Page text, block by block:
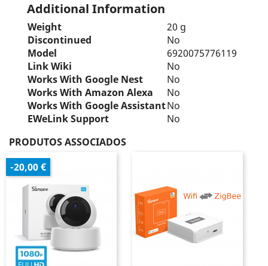
Additional Information
Weight
20 g
Discontinued
No
Model
6920075776119
Link Wiki
No
Works With Google Nest
No
Works With Amazon Alexa
No
Works With Google AssistantNo
EWeLink Support
No
PRODUTOS ASSOCIADOS
-20,00 €